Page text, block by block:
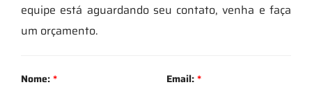
equipe está aguardando seu contato, venha e faça
um orçamento.
Nome:* Email:*